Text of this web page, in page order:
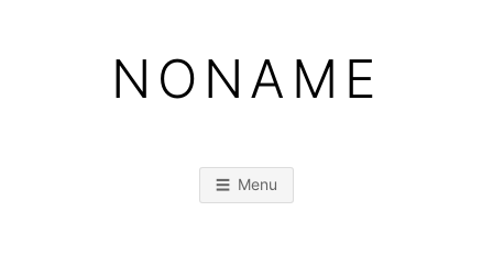
NONAME
Menu